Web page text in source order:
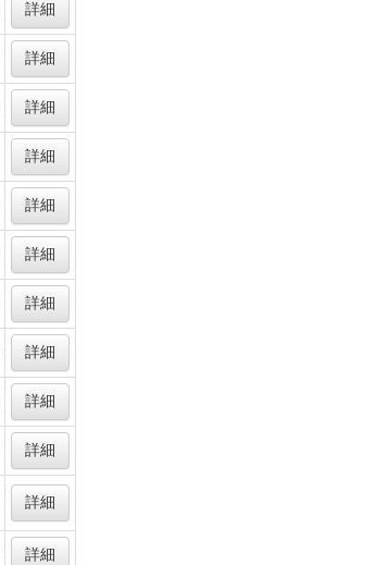
詳細
詳細
詳細
詳細
詳細
詳細
詳細
詳細
詳細
詳細
詳細
詳細